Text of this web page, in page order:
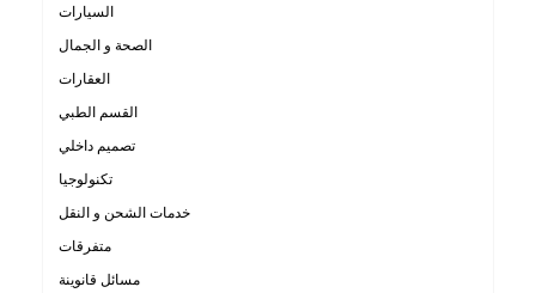
السيارات
الصحة و الجمال
العقارات
القسم الطبي
تصميم داخلي
تكنولوجيا
خدمات الشحن و النقل
متفرقات
مسائل قانوينة